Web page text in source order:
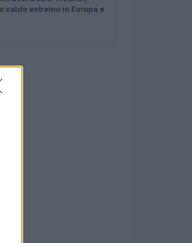
caldo estremo in Europa e